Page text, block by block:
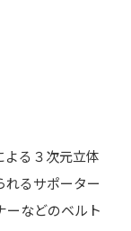
る３次元立体
るサポーター
ーなどのベルト